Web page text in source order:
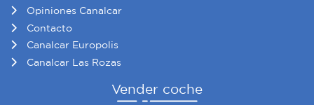
Opiniones Canalcar
Contacto
Canalcar Europolis
Canalcar Las Rozas
Vender coche